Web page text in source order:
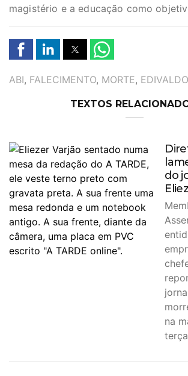
magistério e a educação como
TAGS
ABI, FALECIMENTO, MORTE,
TEXTOS
do
na